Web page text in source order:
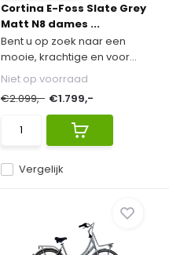
Cortina E-Foss Slate Grey
Matt N8 dames ...
Bent u op zoek naar een
mooie, krachtige en voor...
Vergelijk
Niet op voorraad
€2.099,- €1.799,-